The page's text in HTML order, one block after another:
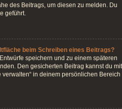
des Beitrags, um diesen zu melden. Du
geführt.
beim Schreiben eines Beitrags?
speichern und zu einem späteren
Den gesicherten Beitrag kannst du mit
in deinem persönlichen Bereich